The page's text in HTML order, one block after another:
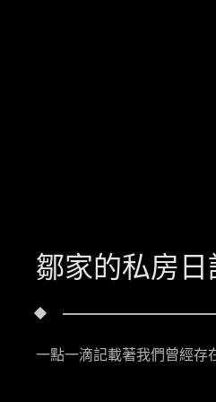
鄒家的私房日
一點一滴記載著我們曾經存